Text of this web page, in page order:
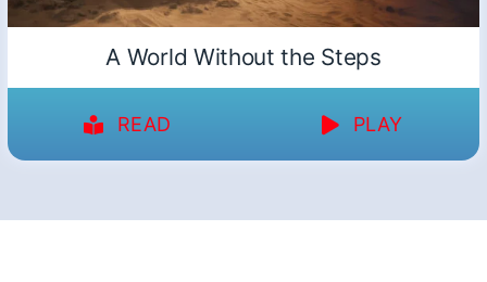
A World Without the Steps
READ PLAY